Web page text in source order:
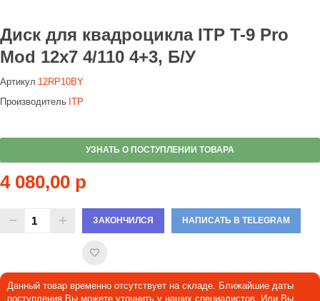
Диск для квадроцикла ITP T-9 Pro
Mod 12x7 4/110 4+3, Б/У
Артикул 12RP10BY
Производитель ITP
УЗНАТЬ О ПОСТУПЛЕНИИ ТОВАРА
4 080,00 р
ЗАКОНЧИЛСЯ НАПИСАТЬ В TELEGRAM
Данный товар временно отсутствует на складе. Ближайшие даты
поступления Вы можете уточнить у наших специалистов. Или Вы